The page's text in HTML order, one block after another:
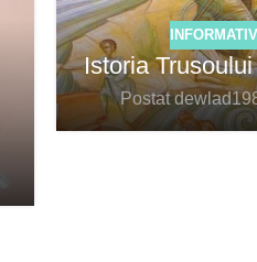
Istoria
Postat de